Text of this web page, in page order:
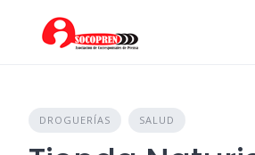
DROGUERÍAS SALUD